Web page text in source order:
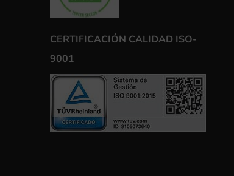
CERTIFICACIÓN CALIDAD ISO-
9001